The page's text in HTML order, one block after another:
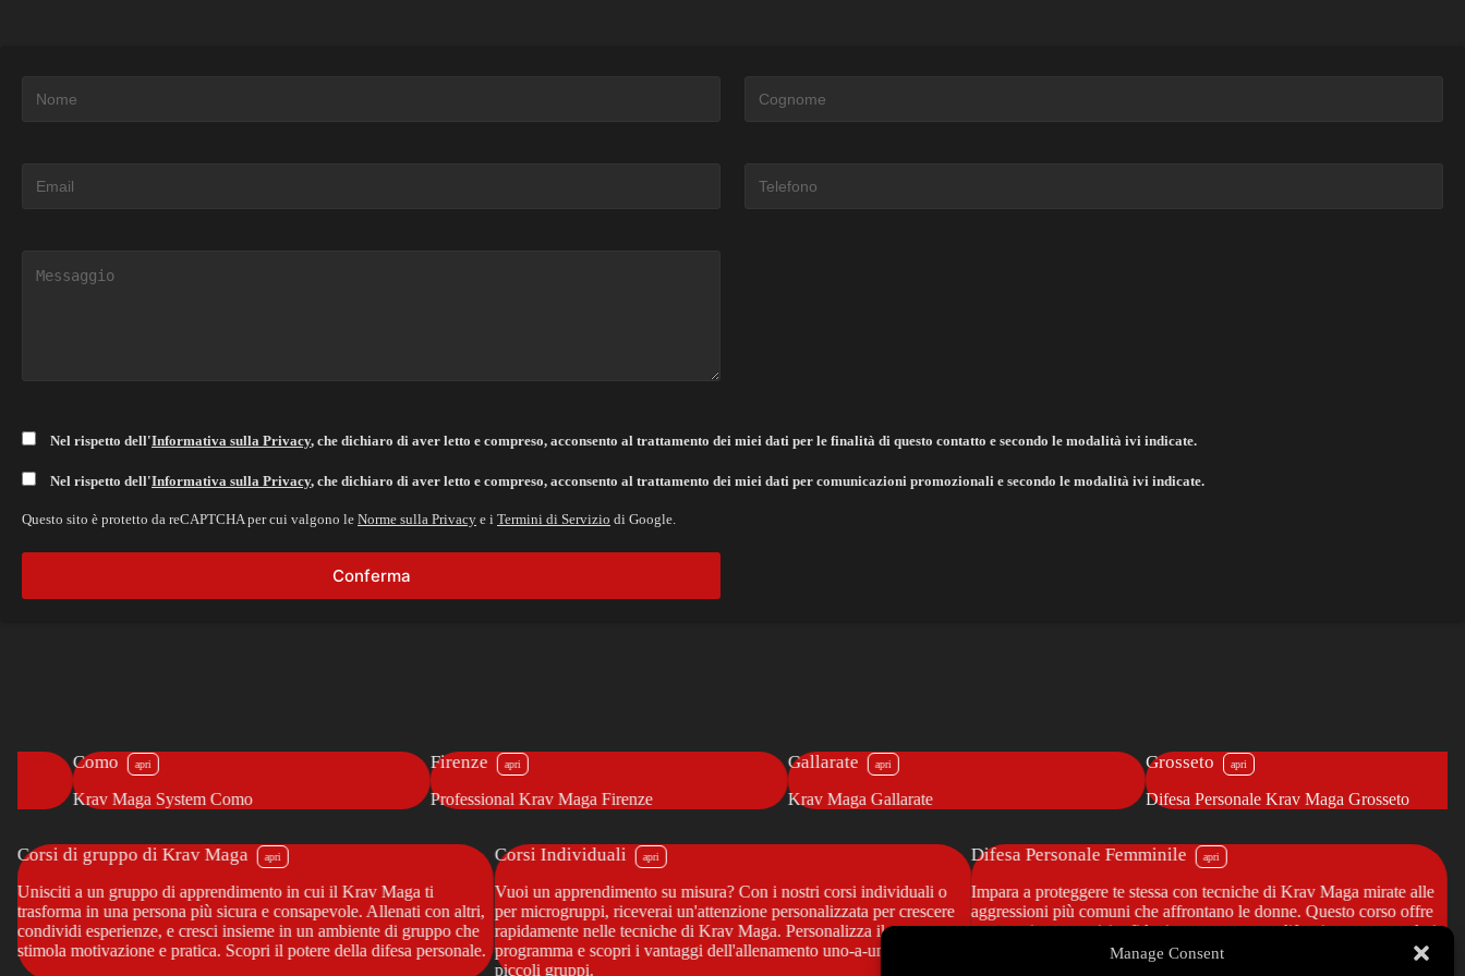
Manage Consent
Nel rispetto dell'Informativa sulla Privacy, che dichiaro di aver letto e compreso, acconsento al trattamento dei miei dati per le finalità di questo contatto e secondo le modalità ivi indicate.
Nel rispetto dell'Informativa sulla Privacy, che dichiaro di aver letto e compreso, acconsento al trattamento dei miei dati per comunicazioni promozionali e secondo le modalità ivi indicate.
Questo sito è protetto da reCAPTCHA per cui valgono le Norme sulla Privacy e i Termini di Servizio di Google.
Como
Krav Maga System Como
Firenze
Professional Krav Maga Firenze
Gallarate
Krav Maga Gallarate
Grosseto
Difesa Personale Krav Maga Grosseto
Corsi di gruppo di Krav Maga
Unisciti a un gruppo di apprendimento in cui il Krav Maga ti
trasforma in una persona più sicura e consapevole. Allenati con altri,
condividi esperienze, e cresci insieme in un ambiente di gruppo che
stimola motivazione e pratica. Scopri il potere della difesa personale.
Corsi Individuali
Vuoi un apprendimento su misura? Con i nostri corsi individuali o
per microgruppi, riceverai un'attenzione personalizzata per crescere
rapidamente nelle tecniche di Krav Maga. Personalizza il tuo
programma e scopri i vantaggi dell'allenamento uno-a-uno o in
piccoli gruppi.
Difesa Personale Femminile
Impara a proteggere te stessa con tecniche di Krav Maga mirate alle
aggressioni più comuni che affrontano le donne. Questo corso offre
strumenti per acquisire fiducia e competenza difensiva, preparandoti
anche per lezioni di gruppo miste. Approfondisci il tuo percorso